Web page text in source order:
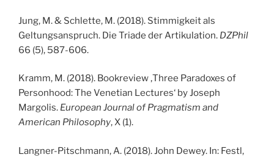
Jung, M. & Schlette, M. (2018). Stimmigkeit als
Geltungsanspruch. Die Triade der Artikulation. DZPhil
66 (5), 587-606.
Kramm, M. (2018). Bookreview ‚Three Paradoxes of
Personhood: The Venetian Lectures‘ by Joseph
Margolis. European Journal of Pragmatism and
American Philosophy, X (1).
Langner-Pitschmann, A. (2018). John Dewey. In: Festl,